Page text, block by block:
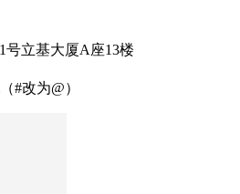
号立基大厦A座13楼
#改为@）